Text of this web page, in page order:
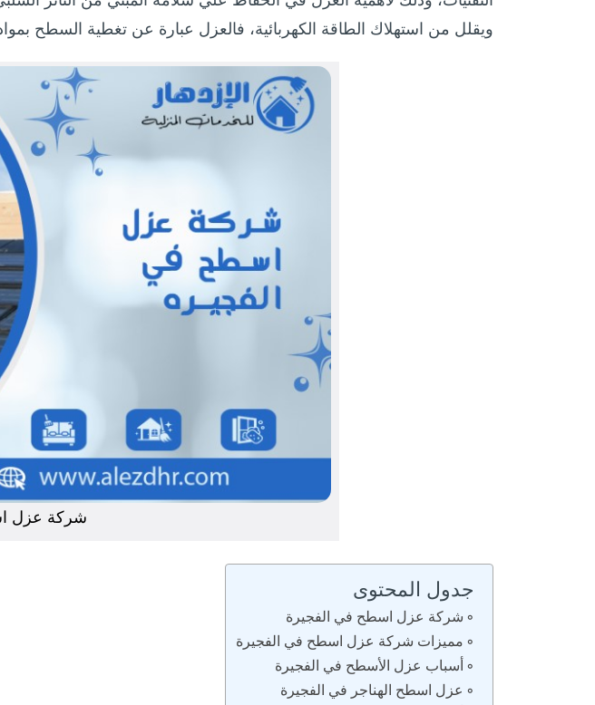
ويقلل من استهلاك الطاقة الكهربائية، فالعزل عبارة عن تغطية السطح
شركة عزل
جدول المحتوى
شركة عزل اسطح في الفجيرة
مميزات شركة عزل اسطح في الفجيرة
أسباب عزل الأسطح في الفجيرة
عزل اسطح الهناجر في الفجيرة